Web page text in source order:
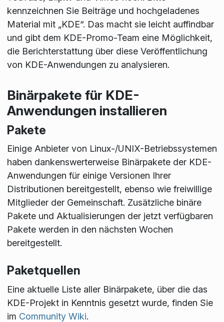
kennzeichnen Sie Beiträge und hochgeladenes
Material mit „KDE“. Das macht sie leicht auffindbar
und gibt dem KDE-Promo-Team eine Möglichkeit,
die Berichterstattung über diese Veröffentlichung
von KDE-Anwendungen zu analysieren.
Binärpakete für KDE-
Anwendungen installieren
Pakete
Einige Anbieter von Linux-/UNIX-Betriebssystemen
haben dankenswerterweise Binärpakete der KDE-
Anwendungen für einige Versionen Ihrer
Distributionen bereitgestellt, ebenso wie freiwillige
Mitglieder der Gemeinschaft. Zusätzliche binäre
Pakete und Aktualisierungen der jetzt verfügbaren
Pakete werden in den nächsten Wochen
bereitgestellt.
Paketquellen
Eine aktuelle Liste aller Binärpakete, über die das
KDE-Projekt in Kenntnis gesetzt wurde, finden Sie
im Community Wiki.